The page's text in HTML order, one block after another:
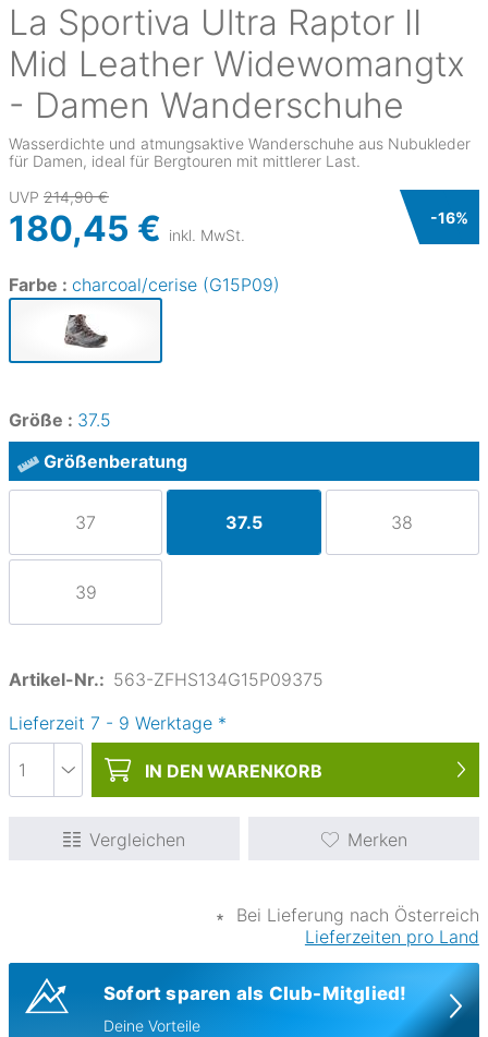
La Sportiva Ultra Raptor II
Mid Leather Widewomangtx
- Damen Wanderschuhe
Wasserdichte und atmungsaktive Wanderschuhe aus Nubukleder
für Damen, ideal für Bergtouren mit mittlerer Last.
UVP 214,90 €
180,45 € inkl. MwSt.
-16%
Farbe : charcoal/cerise (G15P09)
Größe : 37.5
Größenberatung
37 37.5 38
39
Artikel-Nr.: 563-ZFHS134G15P09375
Lieferzeit 7 - 9 Werktage *
IN DEN WARENKORB
Vergleichen Merken
∗
Bei Lieferung nach Österreich
Lieferzeiten pro Land
Sofort sparen als Club-Mitglied!
Deine Vorteile